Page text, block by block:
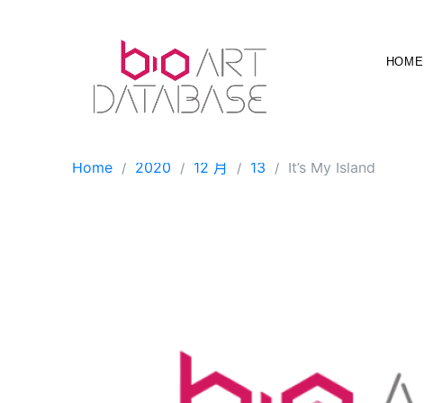
HOME
Home 2020 12 月 13 It’s My Island